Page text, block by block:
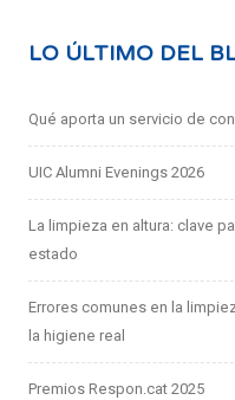
LO ÚLTIMO DEL
Qué aporta un servicio de
UIC Alumni Evenings 2026
La limpieza en altura: clave
estado
Errores comunes en la
la higiene real
Premios Respon.cat 2025